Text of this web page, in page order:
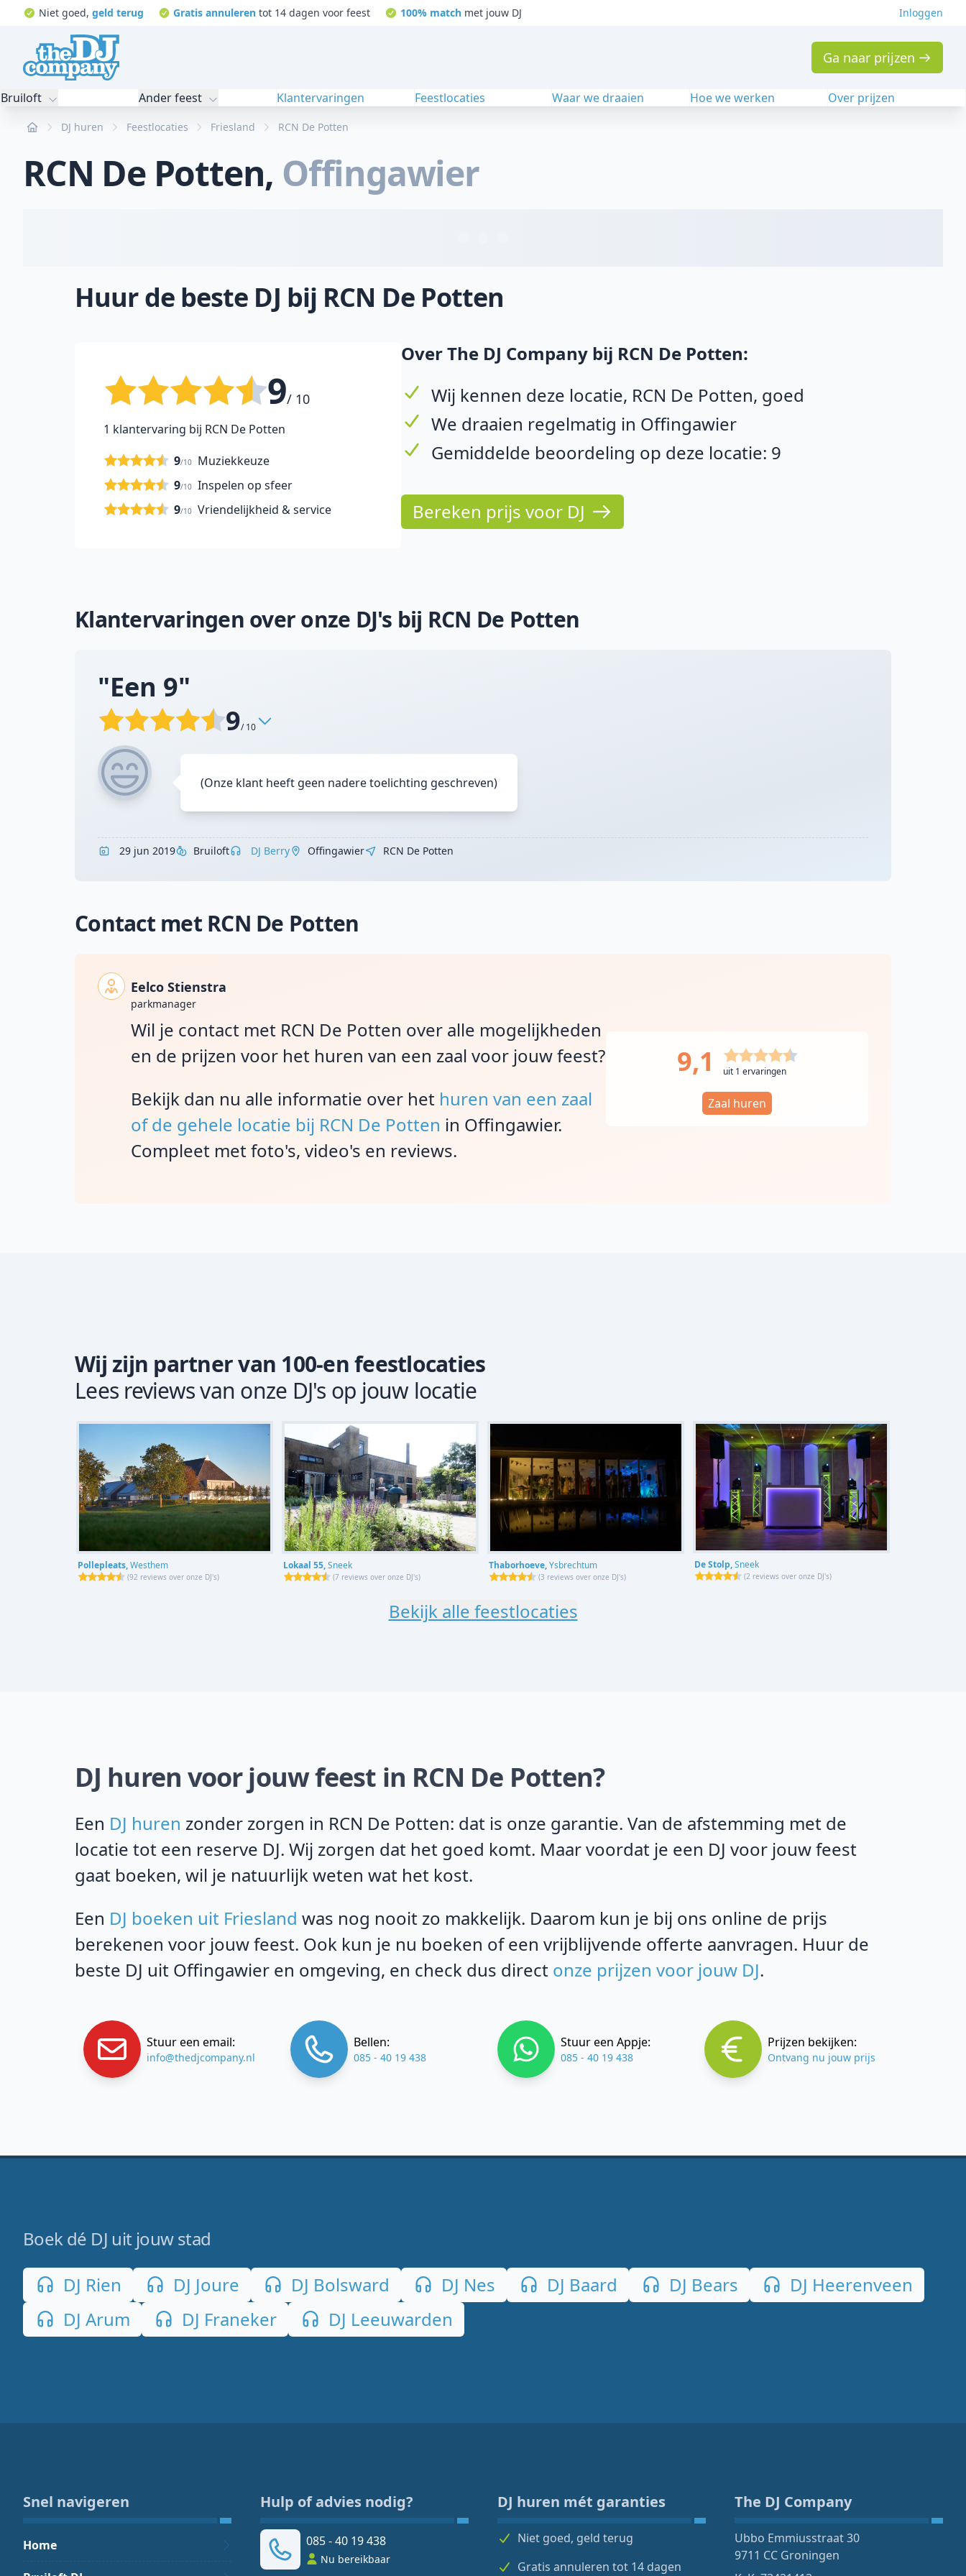
Niet goed, geld terug Gratis annuleren tot 14 dagen voor feest 100% matchmet jouw DJ Inloggen
Ga naar prijzen
Bruiloft Ander feest Klantervaringen Feestlocaties Waar we draaien Hoe we werken Over prijzen
Home DJ huren Feestlocaties Friesland RCN De Potten
RCN De Potten, Offingawier
Huur de beste DJ bij RCN De Potten
9/ 10
1 klantervaring bij RCN De Potten
Muziekkeuze
9/10
Inspelen op sfeer
9/10
Vriendelijkheid & service
9/10
Over The DJ Company bij RCN De Potten:
Wij kennen deze locatie, RCN De Potten, goed
We draaien regelmatig in Offingawier
Gemiddelde beoordeling op deze locatie: 9
Bereken prijs voor DJ
Klantervaringen over onze DJ's bij RCN De Potten
"Een 9"
9/ 10
(Onze klant heeft geen nadere toelichting geschreven)
29 jun 2019 Bruiloft DJ Berry Offingawier RCN De Potten
Contact met RCN De Potten
Eelco Stienstra
parkmanager
Wil je contact met RCN De Potten over alle mogelijkheden
en de prijzen voor het huren van een zaal voor jouw feest?
Bekijk dan nu alle informatie over het huren van een zaal
of de gehele locatie bij RCN De Potten in Offingawier.
Compleet met foto's, video's en reviews.
9,1 uit 1 ervaringen
Zaal huren
Wij zijn partner van 100-en feestlocaties
Lees reviews van onze DJ's op jouw locatie
Pollepleats,Westhem
(92 reviews over onze DJ's)
Lokaal 55,Sneek
(7 reviews over onze DJ's)
Thaborhoeve,Ysbrechtum
(3 reviews over onze DJ's)
De Stolp,Sneek
(2 reviews over onze DJ's)
Bekijk alle feestlocaties
DJ huren voor jouw feest in RCN De Potten?
Een DJ huren zonder zorgen in RCN De Potten: dat is onze garantie. Van de afstemming met de
locatie tot een reserve DJ. Wij zorgen dat het goed komt. Maar voordat je een DJ voor jouw feest
gaat boeken, wil je natuurlijk weten wat het kost.
Een DJ boeken uit Friesland was nog nooit zo makkelijk. Daarom kun je bij ons online de prijs
berekenen voor jouw feest. Ook kun je nu boeken of een vrijblijvende offerte aanvragen. Huur de
beste DJ uit Offingawier en omgeving, en check dus direct onze prijzen voor jouw DJ.
Stuur een email:
info@thedjcompany.nl
Bellen:
085 - 40 19 438
Stuur een Appje:
085 - 40 19 438
Prijzen bekijken:
Ontvang nu jouw prijs
Boek dé DJ uit jouw stad
DJ Rien
DJ Joure DJ Bolsward DJ Nes DJ Baard DJ Bears
DJ Heerenveen
DJ Arum
DJ Franeker DJ Leeuwarden
Snel navigeren
Home
Hulp of advies nodig?
085 - 40 19 438
Nu bereikbaar
DJ huren mét garanties
Niet goed, geld terug
Gratis annuleren tot 14 dagen
The DJ Company
Ubbo Emmiusstraat 30
9711 CC Groningen